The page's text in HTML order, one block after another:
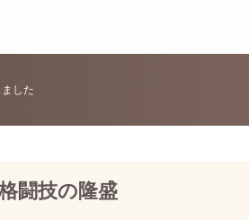
した
闘技の隆盛